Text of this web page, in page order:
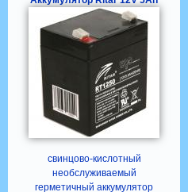
свинцово-кислотный
необслуживаемый
герметичный аккумулятор